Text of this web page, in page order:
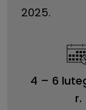
2025.
4 – 6
r.